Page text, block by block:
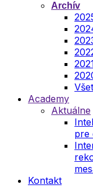
Archív
Academy
Aktuálne
pre
Kontakt